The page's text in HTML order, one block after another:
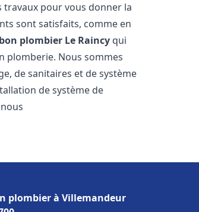
pour vous donner la
sont satisfaits, comme en
bon plombier Le Raincy qui
plomberie. Nous sommes
de sanitaires et de système
de système de
plombier à Villemandeur